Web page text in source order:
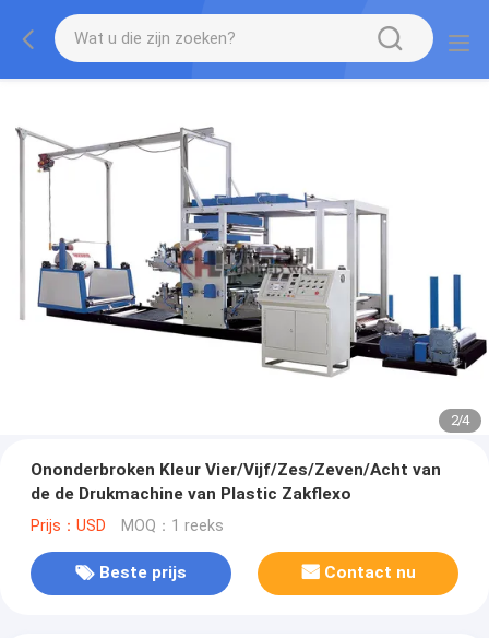
2/4
Ononderbroken Kleur Vier/Vijf/Zes/Zeven/Acht van
de de Drukmachine van Plastic Zakflexo
Prijs：USD MOQ：1 reeks
Beste prijs Contact nu